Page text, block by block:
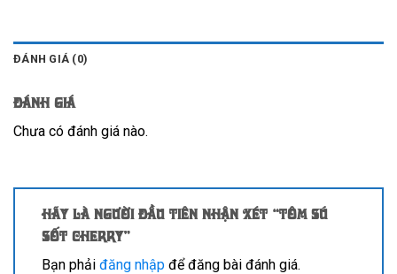
ĐÁNH GIÁ (0)
Đánh giá
Chưa có đánh giá nào.
Hãy là người đầu tiên nhận xét “Tôm sú
sốt cherry”
Bạn phải đăng nhập để đăng bài đánh giá.